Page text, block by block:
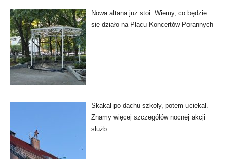
Nowa altana już stoi. Wiemy, co będzie
się działo na Placu Koncertów Porannych
Skakał po dachu szkoły, potem uciekał.
Znamy więcej szczegółów nocnej akcji
służb